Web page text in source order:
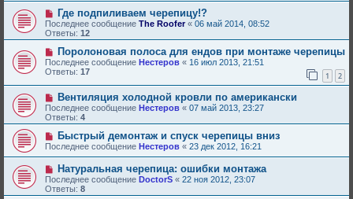
Где подпиливаем черепицу!?
Последнее сообщение The Roofer« 06 май 2014, 08:52
Ответы: 12
Поролоновая полоса для ендов при монтаже черепицы
Последнее сообщение Нестеров « 16 июл 2013, 21:51
Ответы: 17 1 2
Вентиляция холодной кровли по американски
Последнее сообщение Нестеров « 07 май 2013, 23:27
Ответы: 4
Быстрый демонтаж и спуск черепицы вниз
Последнее сообщение Нестеров « 23 дек 2012, 16:21
Натуральная черепица: ошибки монтажа
Последнее сообщение DoctorS « 22 ноя 2012, 23:07
Ответы: 8